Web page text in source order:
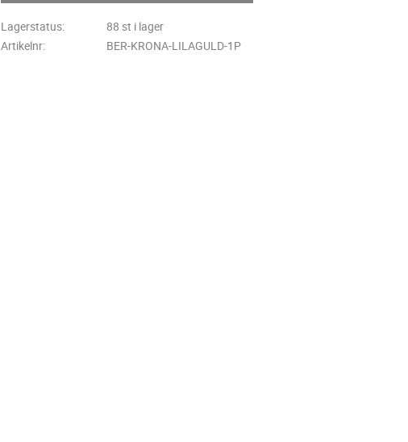
Lagerstatus
88 st i lager
Artikelnr
BER-KRONA-LILAGULD-1P